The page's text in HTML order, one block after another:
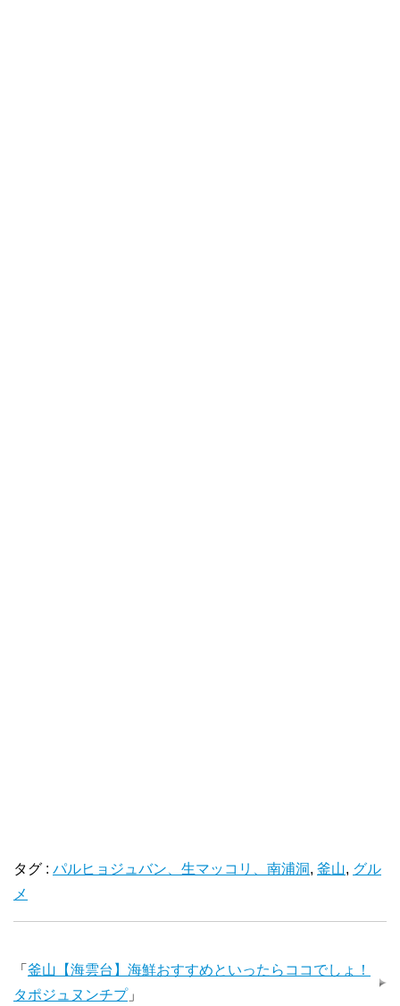
タグ : パルヒョジュバン、生マッコリ、南浦洞, 釜山, グル
メ
「 釜山【海雲台】海鮮おすすめといったらココでしょ！
タポジュヌンチプ」